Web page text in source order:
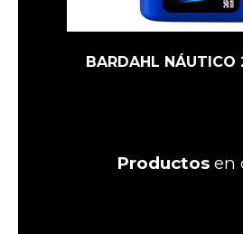
BARDAHL
Productosen